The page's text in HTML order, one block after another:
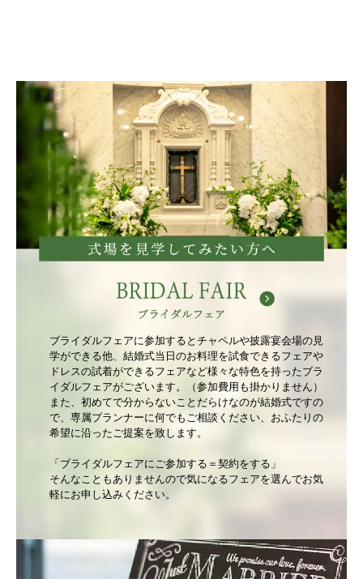
ブライダルフェアに参加するとチャペルや披露宴会場の見
学ができる他、結婚式当日のお料理を試食できるフェアや
ドレスの試着ができるフェアなど様々な特色を持ったブラ
イダルフェアがございます。（参加費用も掛かりません）
また、初めてで分からないことだらけなのが結婚式ですの
で、専属プランナーに何でもご相談ください、おふたりの
希望に沿ったご提案を致します。
「ブライダルフェアにご参加する＝契約をする」
そんなこともありませんので気になるフェアを選んでお気
軽にお申し込みください。